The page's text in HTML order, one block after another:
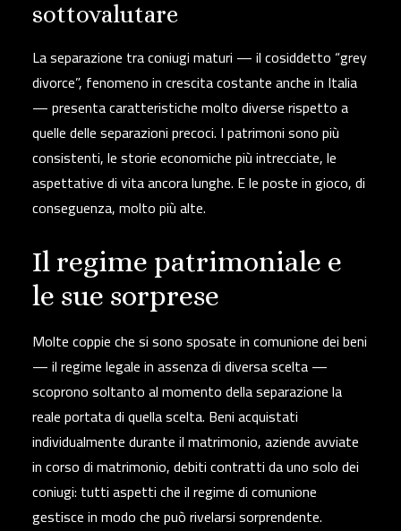
sottovalutare
La separazione tra coniugi maturi — il cosiddetto “grey
divorce”, fenomeno in crescita costante anche in Italia
— presenta caratteristiche molto diverse rispetto a
quelle delle separazioni precoci. I patrimoni sono più
consistenti, le storie economiche più intrecciate, le
aspettative di vita ancora lunghe. Ele poste in gioco, di
conseguenza, molto più alte.
Il regime patrimoniale e
le sue sorprese
Molte coppie che si sono sposate incomunione dei beni
— il regime legale in assenza di diversa scelta —
scoprono soltanto al momento della separazione la
reale portata di quella scelta. Beni acquistati
individualmente durante il matrimonio, aziende avviate
in corso di matrimonio, debiti contratti da uno solo dei
coniugi: tutti aspetti che il regime di comunione
gestisce in modo che può rivelarsi sorprendente.